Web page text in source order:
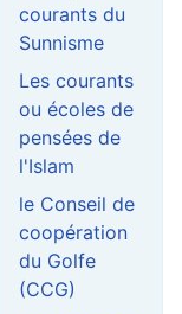
courants du
Sunnisme
Les courants
ou écoles de
pensées de
l'Islam
le Conseil de
coopération
du Golfe
(CCG)